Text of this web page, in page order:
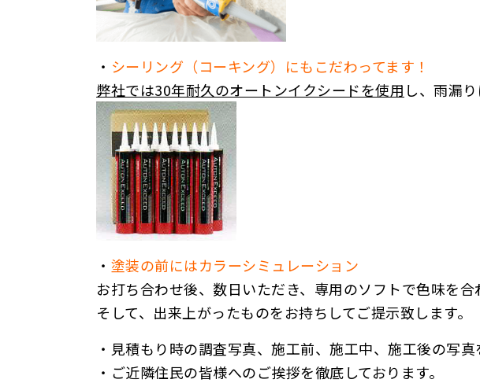
・ シーリング（コーキング）にもこだわってます！
弊社では30年耐久のオートンイクシードを使用 し、雨漏
・ 塗装の前にはカラーシミュレーション
お打ち合わせ後、数日いただき、専用のソフトで色味を合
そして、出来上がったものをお持ちしてご提示致します。
・ 見積もり時の調査写真、施工前、施工中、施工後の写真
・ ご近隣住民の皆様へのご挨拶を徹底しております。